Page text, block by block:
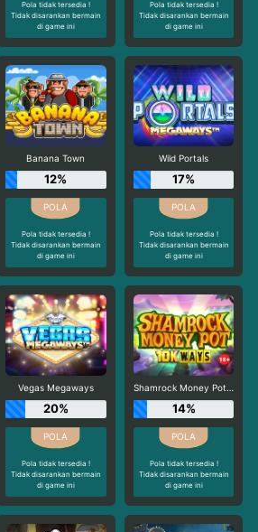
Pola tidak tersedia !
Tidak disarankan bermain
di game ini
Pola tidak tersedia !
Tidak disarankan bermain
di game ini
Banana Town
12%
Pola tidak tersedia !
Tidak disarankan bermain
di game ini
Wild Portals
17%
Pola tidak tersedia !
Tidak disarankan bermain
di game ini
Vegas Megaways
20%
Pola tidak tersedia !
Tidak disarankan bermain
di game ini
Shamrock Money Pot 10K Ways
14%
Pola tidak tersedia !
Tidak disarankan bermain
di game ini